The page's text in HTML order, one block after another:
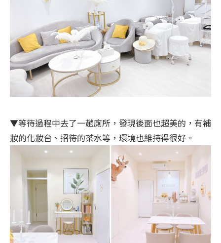
▼等待過程中去了一趟廁所，發現後面也超美的，有補
妝的化妝台、招待的茶水等，環境也維持得很好。